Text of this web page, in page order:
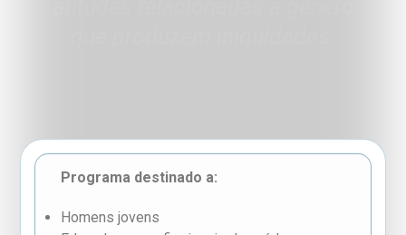
Programa destinado a:
Homens jovens